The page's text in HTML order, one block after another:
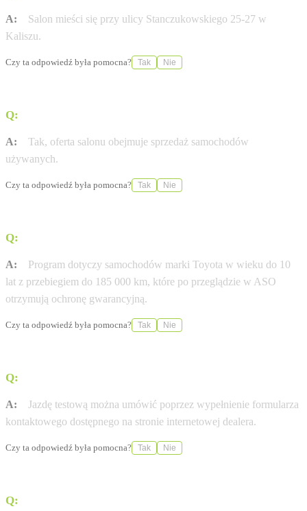
A:
Salon mieści się przy ulicy Stanczukowskiego 25-27 w
Kaliszu.
Czy ta odpowiedź była pomocna? Tak Nie
Q:
A:
Tak, oferta salonu obejmuje sprzedaż samochodów
używanych.
Czy ta odpowiedź była pomocna? Tak Nie
Q:
A:
Program dotyczy samochodów marki Toyota w wieku do 10
lat z przebiegiem do 185 000 km, które po przeglądzie w ASO
otrzymują ochronę gwarancyjną.
Czy ta odpowiedź była pomocna? Tak Nie
Q:
A:
Jazdę testową można umówić poprzez wypełnienie formularza
kontaktowego dostępnego na stronie internetowej dealera.
Czy ta odpowiedź była pomocna? Tak Nie
Q: